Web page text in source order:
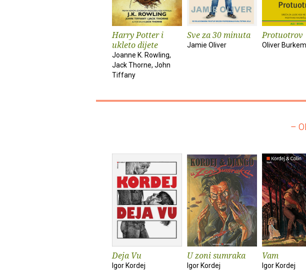
Harry Potter i
ukleto dijete
Joanne K. Rowling,
Jack Thorne, John
Tiffany
Sve za 30 minuta
Jamie Oliver
Protuotrov
Oliver
–
Deja Vu
Igor Kordej
U zoni sumraka
Igor Kordej
Vam
Igor Kordej